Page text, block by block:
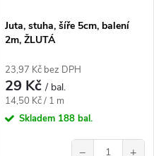
Juta, stuha, šíře 5cm, balení
2m, ŽLUTÁ
23,97 Kč bez DPH
29 Kč/ bal.
Měrná
cena:
14,50 Kč / 1 m
Skladem 188 bal.
− +